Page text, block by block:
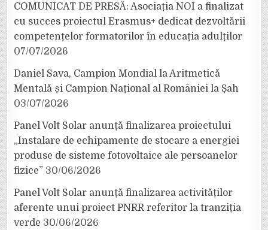
COMUNICAT DE PRESĂ: Asociația NOI a finalizat
cu succes proiectul Erasmus+ dedicat dezvoltării
competențelor formatorilor în educația adulților
07/07/2026
Daniel Sava, Campion Mondial la Aritmetică
Mentală și Campion Național al României la Șah
03/07/2026
Panel Volt Solar anunță finalizarea proiectului
„Instalare de echipamente de stocare a energiei
produse de sisteme fotovoltaice ale persoanelor
fizice” 30/06/2026
Panel Volt Solar anunță finalizarea activităților
aferente unui proiect PNRR referitor la tranziția
verde 30/06/2026